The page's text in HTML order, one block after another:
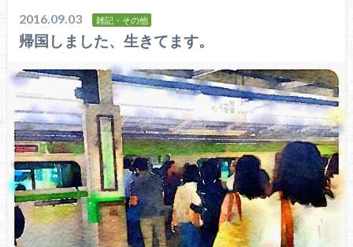
2016.09.03 雑記・その他
帰国しました、生きてます。